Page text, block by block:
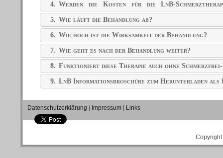
4. Werden die Kosten für die LnB-
übernommen?
5. Wie läuft die Behandlung ab?
6. Wie hoch ist die Wirksamkeit der Behandlung?
7. Wie geht es nach der Behandlung weiter?
8. Funktioniert diese Therapie auch ohne Schmerzfrei-
9. LnB Informationsbroschüre zum Herunterladen als
Datenschutzerklärung Impressum Links